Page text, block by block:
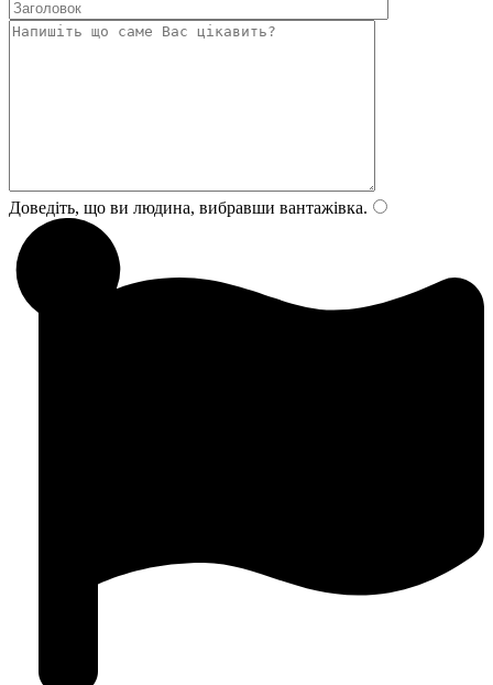
Доведіть, що ви людина, вибравши вантажівка.